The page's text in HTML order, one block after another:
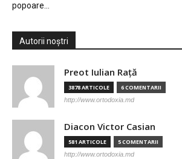
popoare…
Autorii noștri
Preot Iulian Raţă
3878 ARTICOLE 6 COMENTARII
http://www.ortodoxia.md
Diacon Victor Casian
581 ARTICOLE 5 COMENTARII
http://www.ortodoxia.md